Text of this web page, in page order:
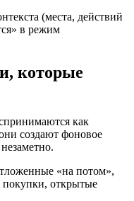
(места, действий
в режим
которые
как
создают фоновое
«на потом»,
покупки, открытые